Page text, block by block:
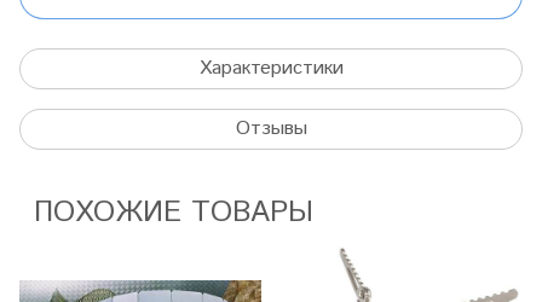
Характеристики
Отзывы
ПОХОЖИЕ ТОВАРЫ